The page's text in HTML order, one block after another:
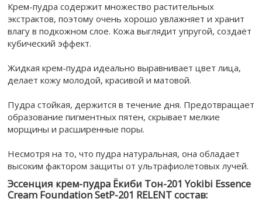
Крем-пудра содержит множество растительных
экстрактов, поэтому очень хорошо увлажняет и хранит
влагу в подкожном слое. Кожа выглядит упругой, создаёт
кубический эффект.
Жидкая крем-пудра идеально выравнивает цвет лица,
делает кожу молодой, красивой и матовой.
Пудра стойкая, держится в течение дня. Предотвращает
образование пигментных пятен, скрывает мелкие
морщины и расширенные поры.
Несмотря на то, что пудра натуральная, она обладает
высоким фактором защиты от ультрафиолетовых лучей.
Эссенция крем-пудра Ёкиби Тон-201 Yokibi Essence
Cream Foundation SetP-201 RELENT состав: